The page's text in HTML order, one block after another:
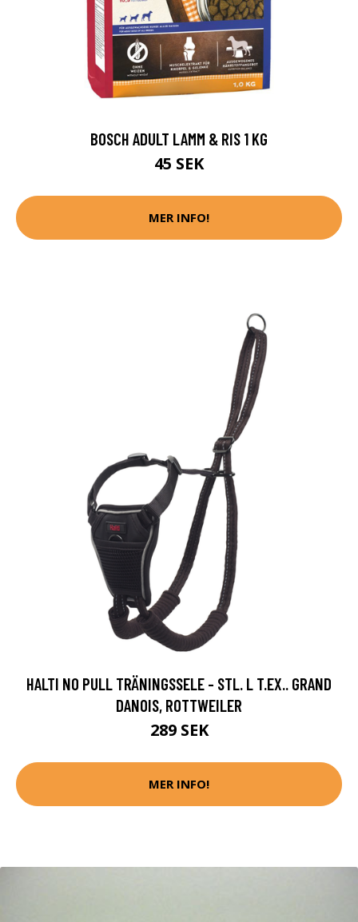
BOSCH ADULT LAMM & RIS 1 KG
45 SEK
MER INFO!
HALTI NO PULL TRÄNINGSSELE - STL. L T.EX.. GRAND
DANOIS, ROTTWEILER
289 SEK
MER INFO!